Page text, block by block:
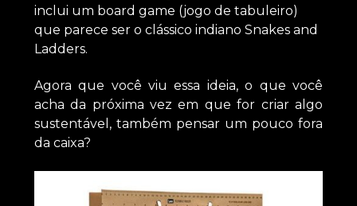
inclui um board game (jogo de tabuleiro)
que parece ser o clássico indiano Snakes and
Ladders.
Agora que você viu essa ideia, o que você
acha da próxima vez em que for criar algo
sustentável, também pensar um pouco fora
da caixa?